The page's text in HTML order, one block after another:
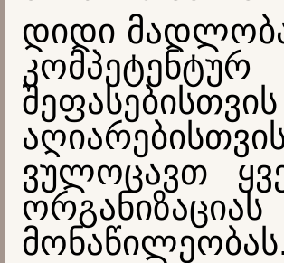
დიდი
ვულოცავთ